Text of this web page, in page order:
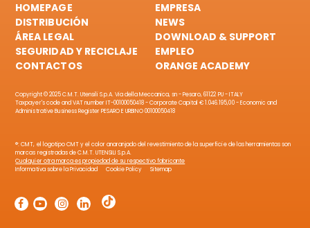
HOMEPAGE
EMPRESA
DISTRIBUCIÓN
NEWS
ÁREA LEGAL
DOWNLOAD & SUPPORT
SEGURIDAD Y RECICLAJE
EMPLEO
CONTACTOS
ORANGE ACADEMY
Copyright © 2025 C.M.T. Utensili S.p.A. Via della Meccanica, sn - Pesaro, 61122 PU - ITALY
Taxpayer's code and VAT number IT-00100050418 - Corporate Capital € 1.046.195,00 - Economic and
Administrative Business Register PESARO E URBINO 00100050418
®: CMT, el logotipo CMT y el color anaranjado del revestimiento de la superficie de las herramientas son
marcas registradas de C.M.T. UTENSILI S.p.A.
Cualquier otra marca es propiedad de su respectivo fabricante
Informativa sobre la Privacidad
Cookie Policy Sitemap